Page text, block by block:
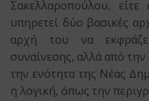
Σακελλαροπούλου,
υπηρετεί δύο βασικές
αρχή του να
συναίνεσης, αλλά από
την ενότητα της Νέας
η λογική, όπως την